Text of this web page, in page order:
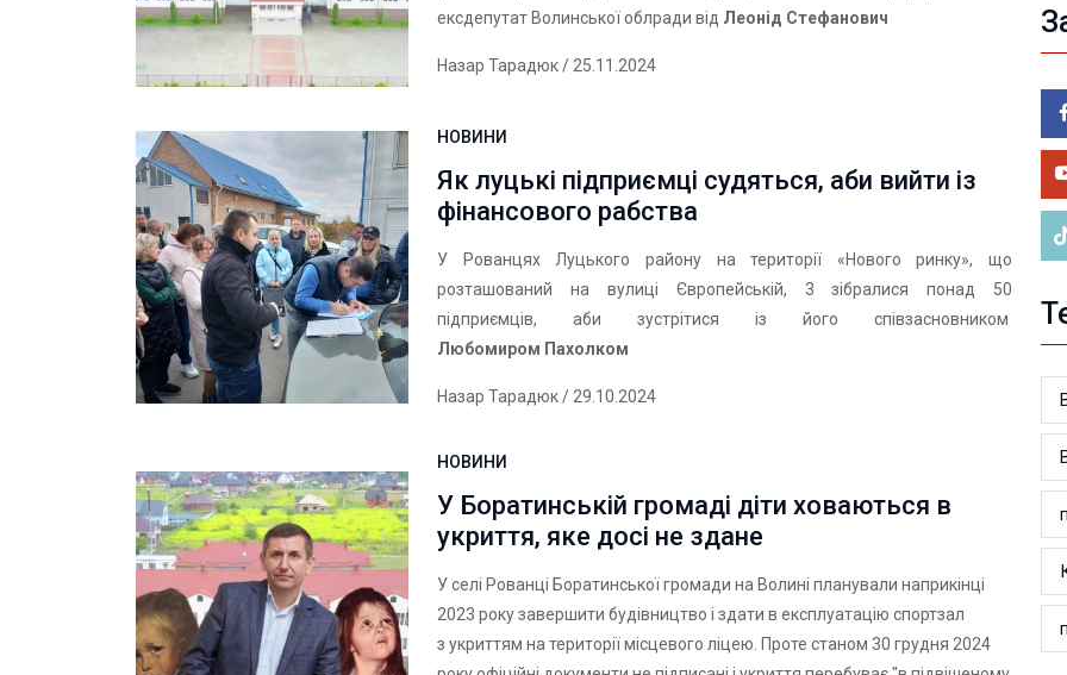
ексдепутат Волинської облради від Леонід Стефанович
Назар Тарадюк/ 25.11.2024
НОВИНИ
Як луцькі підприємці судяться, аби вийти із
фінансового рабства
У Рованцях Луцького району на території «Нового ринку», що
розташований на вулиці Європейській, 3 зібралися понад 50
підприємців, аби зустрітися із його співзасновником
Любомиром Пахолком
Назар Тарадюк/ 29.10.2024
НОВИНИ
У Боратинській громаді діти ховаються в
укриття, яке досі не здане
У селі Рованці Боратинської громади на Волині планували наприкінці
2023 року завершити будівництво і здати в експлуатацію спортзал
з укриттям на території місцевого ліцею. Проте станом 30 грудня 2024
У